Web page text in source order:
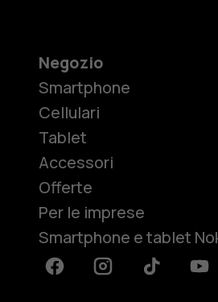
Negozio
Smartphone
Cellulari
Tablet
Accessori
Offerte
Per le imprese
Smartphone e tablet
FacebookInstagramTiktok